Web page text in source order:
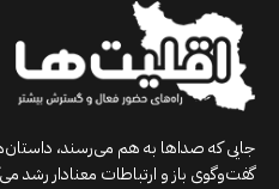
جایی که صداها به هم می‌رسند،
گفت‌وگوی باز و ارتباطات معنادار رشد